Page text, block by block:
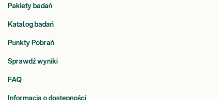
Pakiety badań
Katalog badań
Punkty Pobrań
Sprawdź wyniki
FAQ
Informacja o dostępności